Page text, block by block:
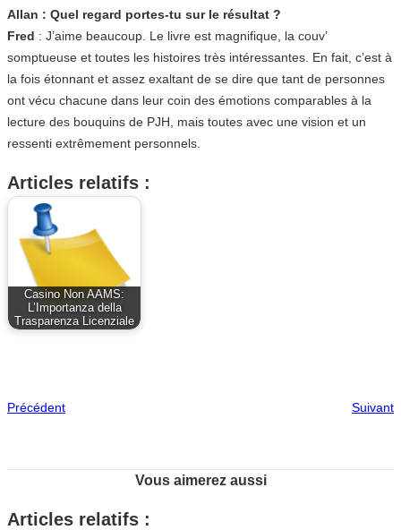
Allan : Quel regard portes-tu sur le résultat ?
Fred : J’aime beaucoup. Le livre est magnifique, la couv’
somptueuse et toutes les histoires très intéressantes. En fait, c’est à
la fois étonnant et assez exaltant de se dire que tant de personnes
ont vécu chacune dans leur coin des émotions comparables à la
lecture des bouquins de PJH, mais toutes avec une vision et un
ressenti extrêmement personnels.
Articles relatifs :
Casino Non AAMS:
L’Importanza della
Trasparenza Licenziale
Précédent Suivant
Vous aimerez aussi
Articles relatifs :